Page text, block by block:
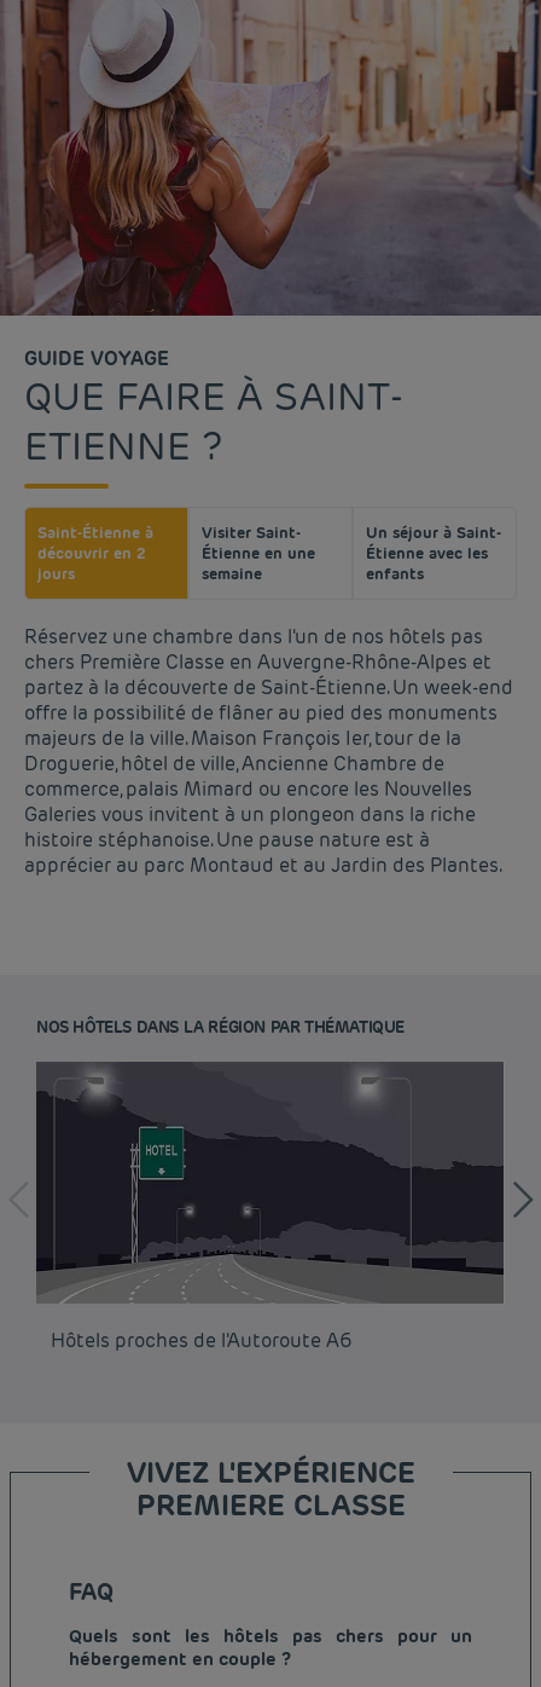
GUIDE VOYAGE
QUE FAIRE À SAINT-
ETIENNE ?
Saint-Étienne à
découvrir en 2
jours
Visiter Saint-
Étienne en une
semaine
Un séjour à Saint-
Étienne avec les
enfants
Réservez une chambre dans l'un de nos hôtels pas
chers Première Classe en Auvergne-Rhône-Alpes et
partez à la découverte de Saint-Étienne. Un week-end
offre la possibilité de flâner au pied des monuments
majeurs de la ville. Maison François Ier, tour de la
Droguerie, hôtel de ville, Ancienne Chambre de
commerce, palais Mimard ou encore les Nouvelles
Galeries vous invitent à un plongeon dans la riche
histoire stéphanoise. Une pause nature est à
apprécier au parc Montaud et au Jardin des Plantes.
NOS HÔTELS DANS LA RÉGION PAR THÉMATIQUE
Hôtels proches de l'Autoroute A6
VIVEZ L'EXPÉRIENCE
PREMIERE CLASSE
FAQ
Quels sont les hôtels pas chers pour un
hébergement en couple ?